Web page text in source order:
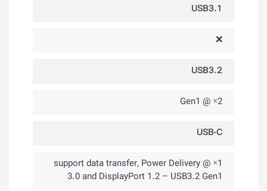
USB3.1
❌
USB3.2
2× @ Gen1
USB-C
1× @ support data transfer, Power Delivery
3.0 and DisplayPort 1.2 – USB3.2 Gen1